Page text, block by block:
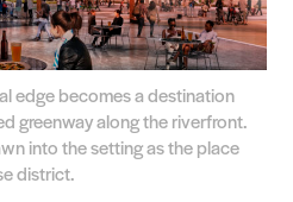
edge becomes a destination
greenway along the riverfront.
into the setting as the place
district.